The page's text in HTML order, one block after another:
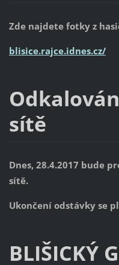
Zde najdete fotky z
blisice.rajce.idnes.cz/
sítě
Dnes, 28.4.2017 bude
sítě.
Ukončení odstávky se
BLIŠICKÝ